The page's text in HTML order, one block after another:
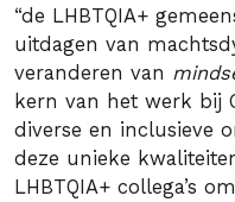
“de LHBTQIA+
uitdagen van
veranderen van
kern van het werk bij
diverse en inclusieve
deze unieke
LHBTQIA+ collega’s